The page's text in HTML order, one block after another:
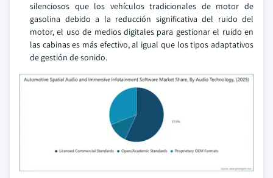
silenciosos que los vehículos tradicionales de motor de
gasolina debido a la reducción significativa del ruido del
motor, el uso de medios digitales para gestionar el ruido en
las cabinas es más efectivo, al igual que los tipos adaptativos
de gestión de sonido.